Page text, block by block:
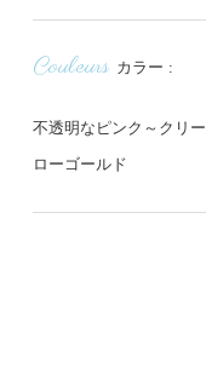
Couleurs カラー
不透明なピンク～クリ
ローゴールド